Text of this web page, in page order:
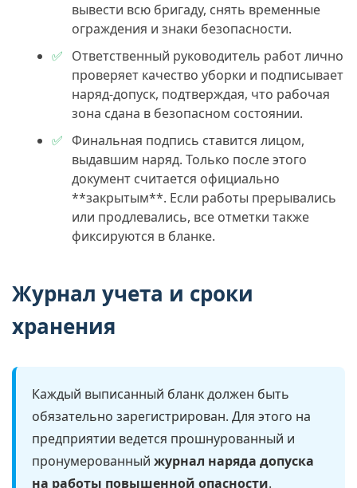
вывести всю бригаду, снять временные
ограждения и знаки безопасности.
Ответственный руководитель работ лично
проверяет качество уборки и подписывает
наряд-допуск, подтверждая, что рабочая
зона сдана в безопасном состоянии.
Финальная подпись ставится лицом,
выдавшим наряд. Только после этого
документ считается официально
**закрытым**. Если работы прерывались
или продлевались, все отметки также
фиксируются в бланке.
Журнал учета и сроки
хранения
Каждый выписанный бланк должен быть
обязательно зарегистрирован. Для этого на
предприятии ведется прошнурованный и
пронумерованный журнал наряда допуска
на работы повышенной опасности.